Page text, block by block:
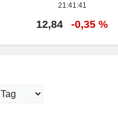
21:41:41
12,84 -0,35 %